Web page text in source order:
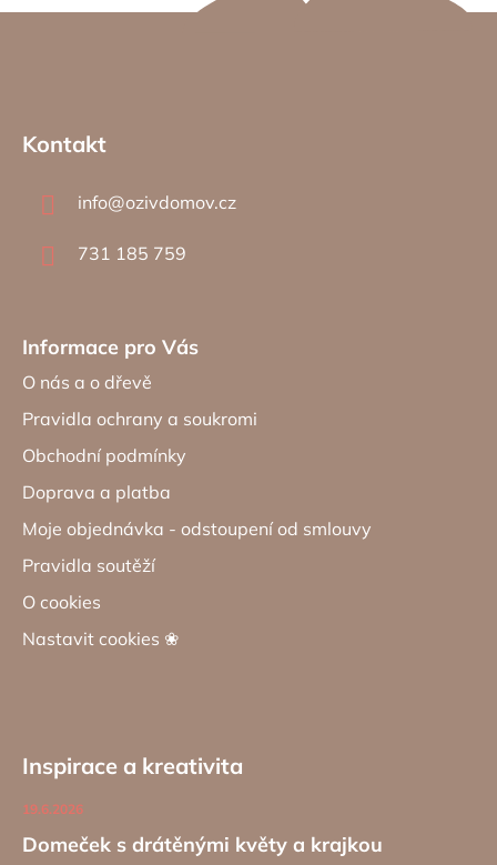
Kontakt
info@ozivdomov.cz
731 185 759
Informace pro Vás
O nás a o dřevě
Pravidla ochrany a soukromi
Obchodní podmínky
Doprava a platba
Moje objednávka - odstoupení od smlouvy
Pravidla soutěží
O cookies
Nastavit cookies ❀
Inspirace a kreativita
Domeček s drátěnými květy a krajkou
19.6.2026